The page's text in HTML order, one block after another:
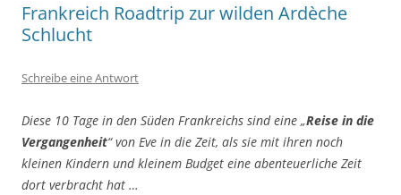
Frankreich Roadtrip zur wilden Ardèche
Schlucht
Schreibe eine Antwort
Diese 10 Tage in den Süden Frankreichs sind eine „Reise in die
Vergangenheit“ von Eve in die Zeit, als sie mit ihren noch
kleinen Kindern und kleinem Budget eine abenteuerliche Zeit
dort verbracht hat …